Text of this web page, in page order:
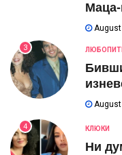
Маца-
August
3
August
4 КЛЮКИ
Ни